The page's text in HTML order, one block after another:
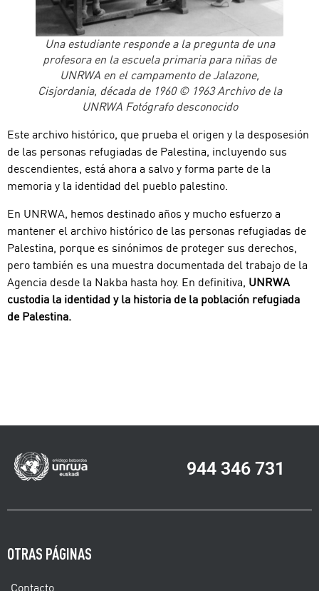
Una estudiante responde a la pregunta de una
profesora en la escuela primaria para niñas de
UNRWA en el campamento de Jalazone,
Cisjordania, década de 1960 © 1963 Archivo de la
UNRWA Fotógrafo desconocido
Este archivo histórico, que prueba el origen y la desposesión
de las personas refugiadas de Palestina, incluyendo sus
descendientes, está ahora a salvo y forma parte de la
memoria y la identidad del pueblo palestino.
En UNRWA, hemos destinado años y mucho esfuerzo a
mantener el archivo histórico de las personas refugiadas de
Palestina, porque es sinónimos de proteger sus derechos,
pero también es una muestra documentada del trabajo de la
Agencia desde la Nakba hasta hoy. En definitiva, UNRWA
custodia la identidad y la historia de la población refugiada
de Palestina.
944 346 731
OTRAS PÁGINAS
Contacto